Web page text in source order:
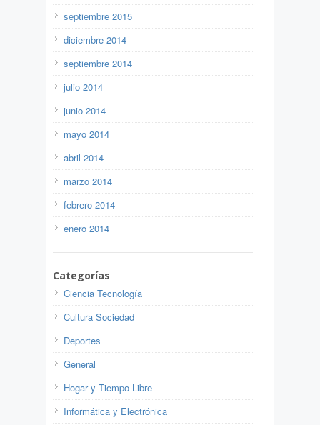
septiembre 2015
diciembre 2014
septiembre 2014
julio 2014
junio 2014
mayo 2014
abril 2014
marzo 2014
febrero 2014
enero 2014
Categorías
Ciencia Tecnología
Cultura Sociedad
Deportes
General
Hogar y Tiempo Libre
Informática y Electrónica